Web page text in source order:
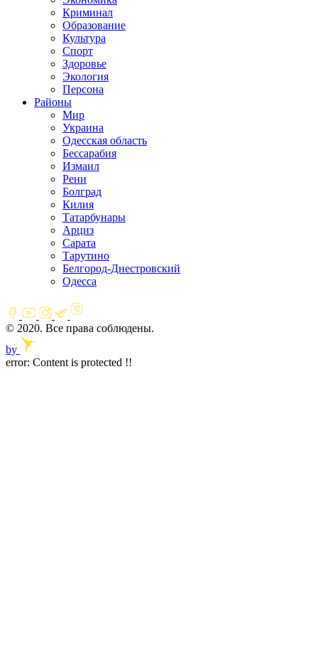
Криминал
Образование
Культура
Спорт
Здоровье
Экология
Персона
Районы
Мир
Украина
Одесская область
Бессарабия
Измаил
Рени
Болград
Килия
Татарбунары
Арциз
Сарата
Тарутино
Белгород-Днестровский
Одесса
© 2020. Все права соблюдены.
by
error: Content is protected !!